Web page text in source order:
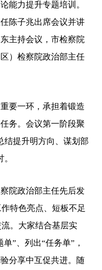
能力提升专题培训。
陈子兆出席会议并讲
主持会议，市检察院
）检察院政治部主任
要一环，承担着锻造
务。会议第一阶段聚
结提升明方向、谋划部
。
院政治部主任先后发
特色亮点、短板不足
。大家结合基层实
”、列出“任务单”，
分享中互促共进。随